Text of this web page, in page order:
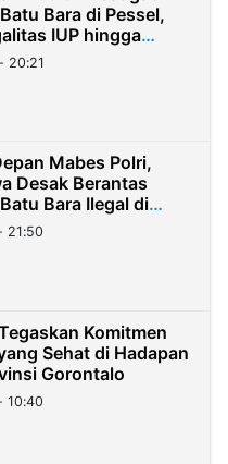
Bara di Pessel,
IUP hingga
20:21
Mabes Polri,
Desak Berantas
Bara Ilegal di
21:50
Komitmen
Sehat di Hadapan
Gorontalo
10:40